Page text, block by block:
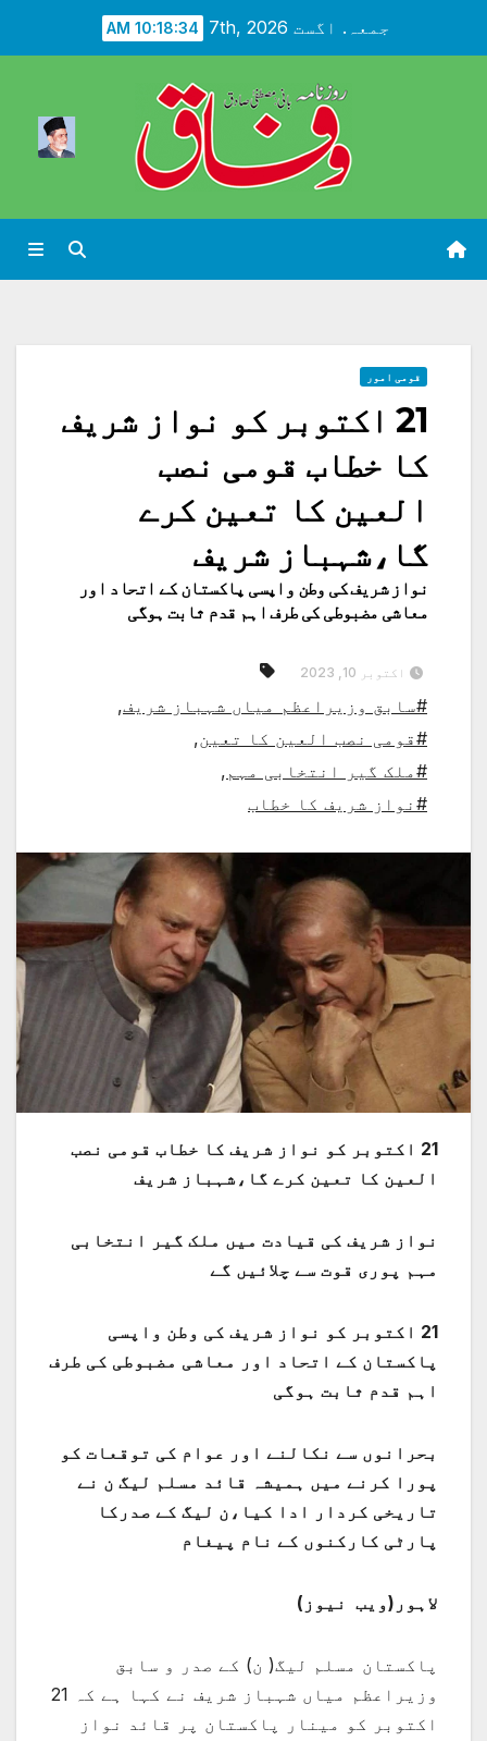
جمعہ. اگست 7th, 2026 10:18:36 AM
قومی امور
21 اکتوبر کو نواز شریف
کا خطاب قومی نصب
العین کا تعین کرے
گا،شہباز شریف
نواز شریف کی وطن واپسی پاکستان کے اتحاد اور
معاشی مضبوطی کی طرف اہم قدم ثابت ہوگی
اکتوبر 10, 2023
#سابق وزیراعظم میاں شہباز شریف,
#قومی نصب العین کا تعین,
#ملک گیر انتخابی مہم ,
#نواز شریف کا خطاب
21 اکتوبر کو نواز شریف کا خطاب قومی نصب
العین کا تعین کرے گا،شہباز شریف
نواز شریف کی قیادت میں ملک گیر انتخابی
مہم پوری قوت سے چلائیں گے
21 اکتوبر کو نواز شریف کی وطن واپسی
پاکستان کے اتحاد اور معاشی مضبوطی کی طرف
اہم قدم ثابت ہوگی
بحرانوں سے نکالنے اور عوام کی توقعات کو
پورا کرنے میں ہمیشہ قائد مسلم لیگ ن نے
تاریخی کردار ادا کیا،ن لیگ کے صدرکا
پارٹی کارکنوں کے نام پیغام
لاہور(ویب نیوز)
پاکستان مسلم لیگ( ن) کے صدر و سابق
وزیراعظم میاں شہباز شریف نے کہا ہے کہ 21
اکتوبر کو مینار پاکستان پر قائد نواز